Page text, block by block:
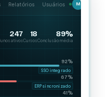
Relatórios Usuários M
247
ativos
18
Cursos
89%
Conclusão média
92%
SSO integrado
67%
ERP sincronizado
41%